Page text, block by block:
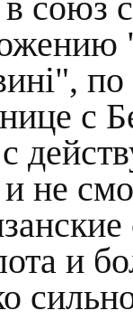
союз
с
с
и не
и